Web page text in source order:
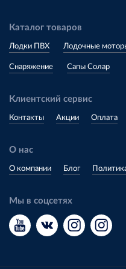
Каталог товаров
Лодки ПВХ Лодочные
Снаряжение Сапы Солар
Клиентский сервис
Контакты Акции Оплата
О нас
О компании Блог
Мы в соцсетях